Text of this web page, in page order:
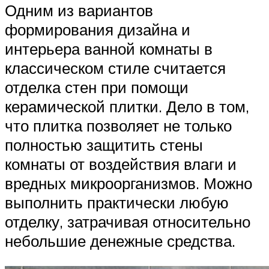
Одним из вариантов
формирования дизайна и
интерьера ванной комнаты в
классическом стиле считается
отделка стен при помощи
керамической плитки. Дело в том,
что плитка позволяет не только
полностью защитить стены
комнаты от воздействия влаги и
вредных микроорганизмов. Можно
выполнить практически любую
отделку, затрачивая относительно
небольшие денежные средства.